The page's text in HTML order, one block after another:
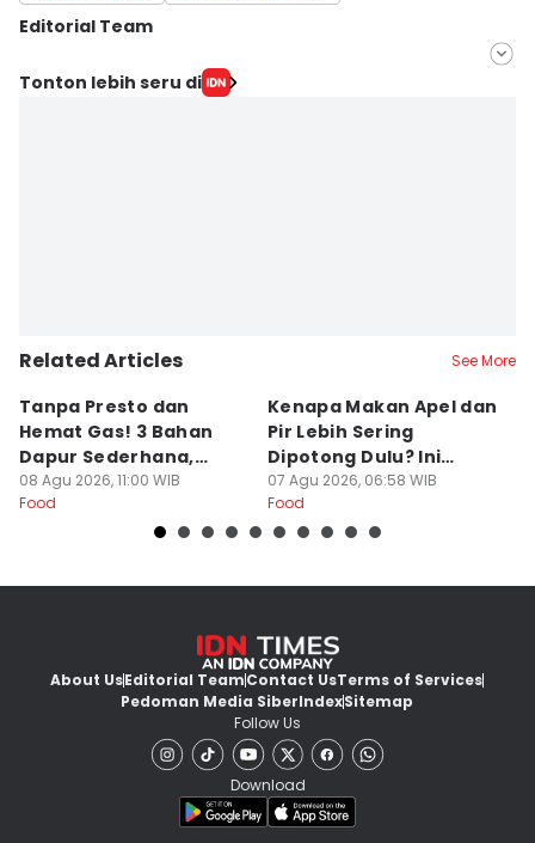
Editorial Team
Editor
Tonton lebih seru di
Related Articles See More
Tanpa Presto dan
Hemat Gas! 3 Bahan
Dapur Sederhana,
Daging Sapi Empuk
Dalam 15 Menit
08 Agu 2026, 11:00 WIB
Food
Kenapa Makan Apel dan
Pir Lebih Sering
Dipotong Dulu? Ini
Alasannya
07 Agu 2026, 06:58 WIB
Food
About UsEditorial TeamContact UsTerms of Services
Pedoman Media SiberIndexSitemap
Follow Us
Download